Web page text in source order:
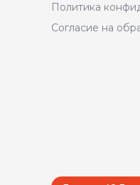
Политика
Согласие на